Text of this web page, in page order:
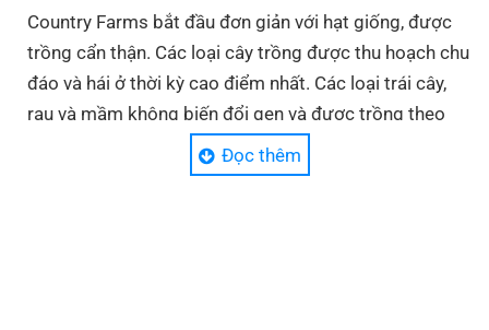
Country Farms bắt đầu đơn giản với hạt giống, được
trồng cẩn thận. Các loại cây trồng được thu hoạch chu
đáo và hái ở thời kỳ cao điểm nhất. Các loại trái cây,
rau và mầm không biến đổi gen và được trồng theo
phương pháp hữu cơ này được chế biến một cách
toàn vẹn để bảo vệ giá trị dinh dưỡng. Với sự kết hợp
Đọc thêm